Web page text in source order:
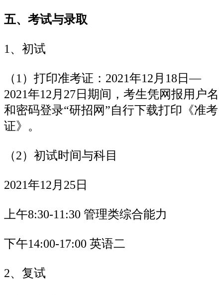
五、考试与录取
1、初试
（1）打印准考证：2021年12月18日—
2021年12月27日期间，考生凭网报用户名
和密码登录“研招网”自行下载打印《准考
证》。
（2）初试时间与科目
2021年12月25日
上午8:30-11:30 管理类综合能力
下午14:00-17:00 英语二
2、复试